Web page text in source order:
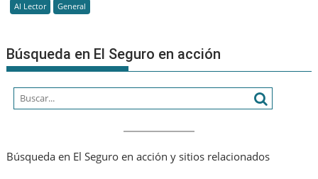
Al Lector General
Búsqueda en El Seguro en acción
Búsqueda en El Seguro en acción y sitios relacionados